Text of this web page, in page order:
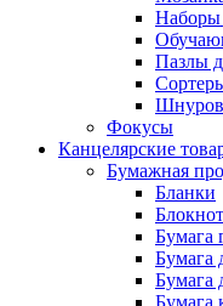
Наборы
Пазлы
Фокусы
Канцелярские
Бумажная
Бланки
Бумага
Бумага
Бумага
Бумага